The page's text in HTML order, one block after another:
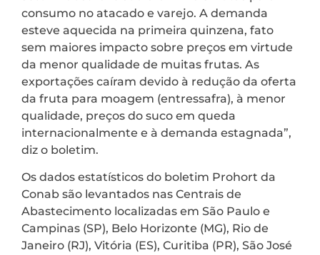
consumo no atacado e varejo. A demanda
esteve aquecida na primeira quinzena, fato
sem maiores impacto sobre preços em virtude
da menor qualidade de muitas frutas. As
exportações caíram devido à redução da oferta
da fruta para moagem (entressafra), à menor
qualidade, preços do suco em queda
internacionalmente e à demanda estagnada”,
diz o boletim.
Os dados estatísticos do boletim Prohort da
Conab são levantados nas Centrais de
Abastecimento localizadas em São Paulo e
Campinas (SP), Belo Horizonte (MG), Rio de
Janeiro (RJ), Vitória (ES), Curitiba (PR), São José